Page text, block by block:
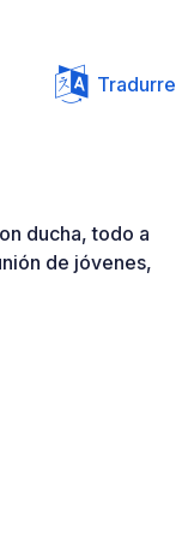
Tradurre
ducha, todo a
de jóvenes,